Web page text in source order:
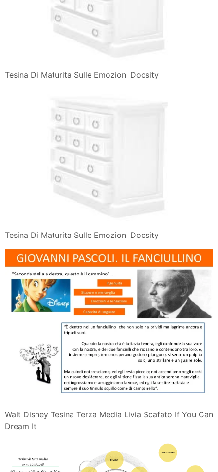
Tesina Di Maturita Sulle Emozioni Docsity
Tesina Di Maturita Sulle Emozioni Docsity
Walt Disney Tesina Terza Media Livia Scafato If You Can
Dream It